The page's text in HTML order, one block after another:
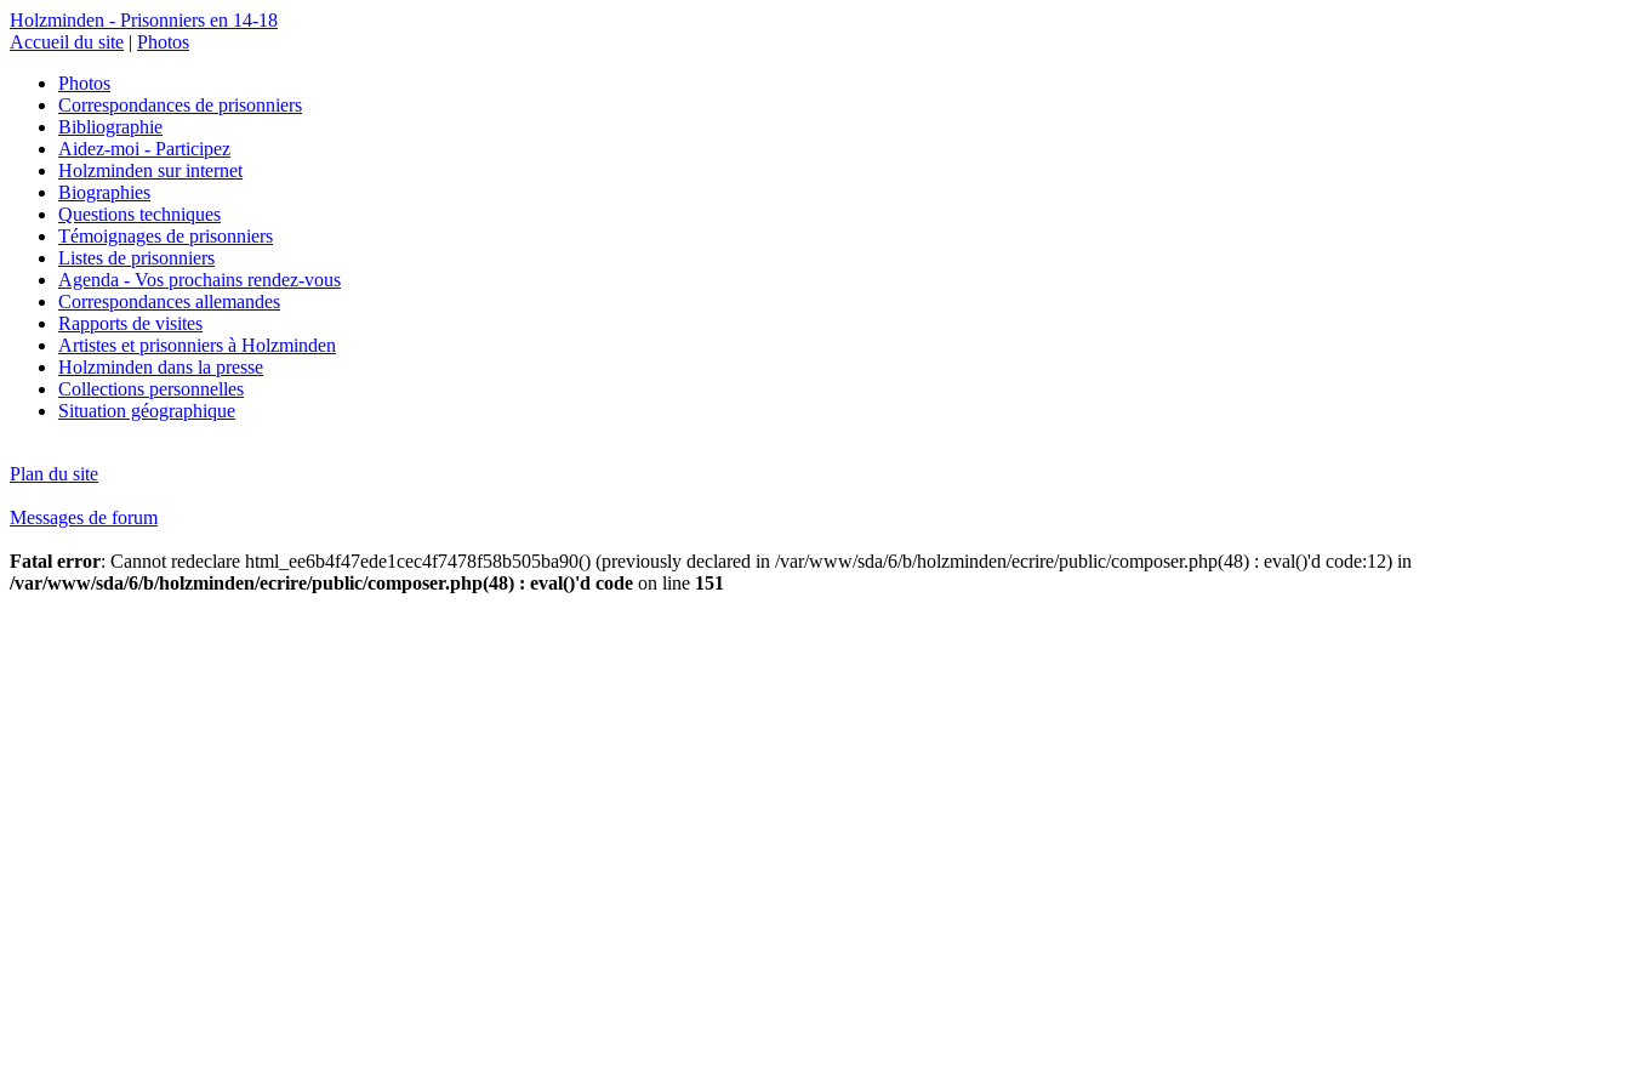
Holzminden - Prisonniers en 14-18
Accueil du site | Photos
Photos
Correspondances de prisonniers
Bibliographie
Aidez-moi - Participez
Holzminden sur internet
Biographies
Questions techniques
Témoignages de prisonniers
Listes de prisonniers
Agenda - Vos prochains rendez-vous
Correspondances allemandes
Rapports de visites
Artistes et prisonniers à Holzminden
Holzminden dans la presse
Collections personnelles
Situation géographique
Plan du site
Messages de forum
Fatal error: Cannot redeclare html_ee6b4f47ede1cec4f7478f58b505ba90() (previously declared in /var/www/sda/6/b/holzminden/ecrire/public/composer.php(48) : eval()'d code:12) in
/var/www/sda/6/b/holzminden/ecrire/public/composer.php(48) : eval()'d code on line 151